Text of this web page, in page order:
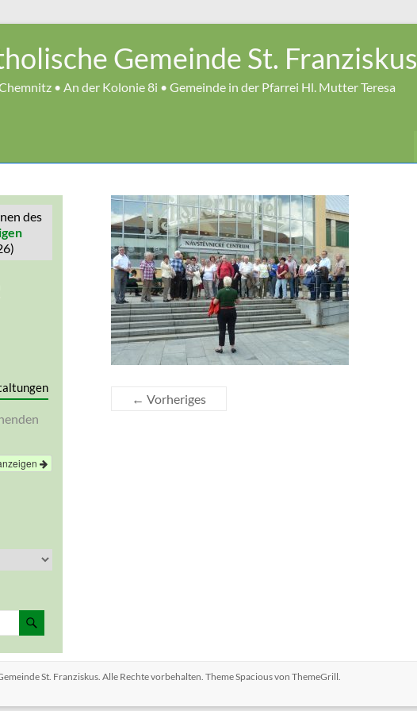
Gemeinde St. Franziskus
• An der Kolonie 8i • Gemeinde in der Pfarrei Hl. Mutter Teresa
← Vorheriges
des
St. Franziskus. Alle Rechte vorbehalten. ThemeSpaciousvon ThemeGrill.